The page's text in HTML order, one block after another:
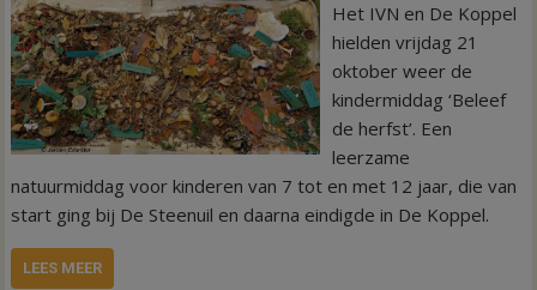
Het IVN en De Koppel
hielden vrijdag 21
oktober weer de
kindermiddag ‘Beleef
de herfst’. Een
leerzame
natuurmiddag voor kinderen van 7 tot en met 12 jaar, die van
start ging bij De Steenuil en daarna eindigde in De Koppel.
LEES MEER